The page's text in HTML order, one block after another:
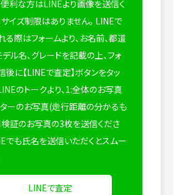
利な方はLINEより画像を送信く
サイズ制限はありません。 LINEで
る際はフォームより、お名前、都道
デル名、グレードを記載の上、フォ
後に【LINEで査定】ボタンをタッ
のトークより、1:全体のお写真
ターのお写真(走行距離の分かるも
証のお写真の3枚を送信くださ
でも氏名を送信いただくとスムー
LINEで査定